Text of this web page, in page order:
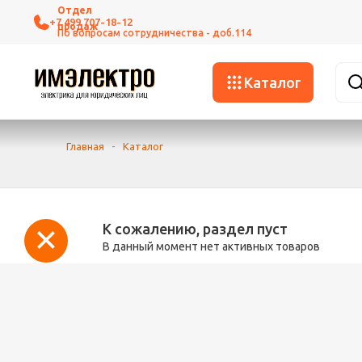
+7 499 707-18-12
Каталог
Главная - Каталог
К сожалению, раздел пуст
В данный момент нет активных товаров